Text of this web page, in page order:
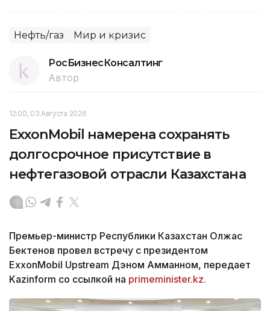
Нефть/газ Мир и кризис
РосБизнесКонсалтинг
Автор
12:00, 03 Августа 2026
ExxonMobil намерена сохранять
долгосрочное присутствие в
нефтегазовой отрасли Казахстана
Премьер-министр Республики Казахстан Олжас
Бектенов провел встречу с президентом
ExxonMobil Upstream Дэном Амманном, передает
Kazinform со ссылкой на primeminister.kz.